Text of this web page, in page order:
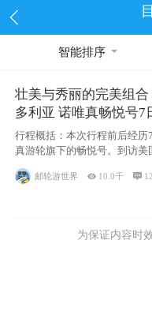
智能排序
壮美与秀丽的完美组
多利亚 诺唯真畅悦号7
行程概括：本次行程前后经历
真游轮旗下的畅悦号。到访美
个州/省：美国华盛顿州
邮轮游世界  10.0千  12
为保证内容时